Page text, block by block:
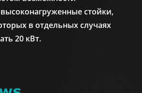
стойки,
в отдельных случаях
20 кВт.